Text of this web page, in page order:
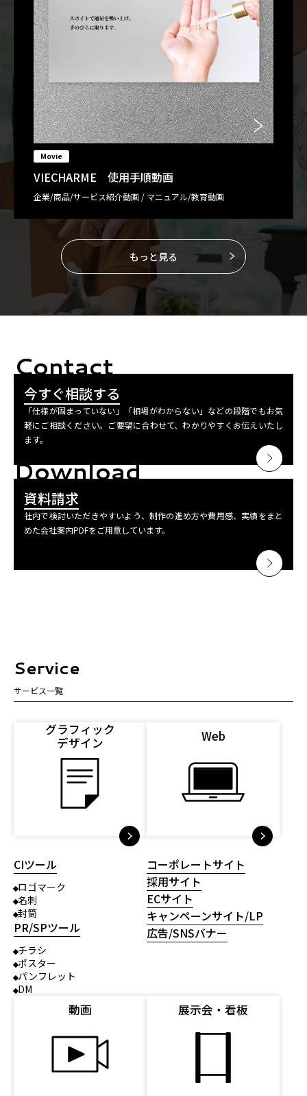
Movie
VIECHARME 使用手順動画
企業/商品/サービス紹介動画 / マニュアル/教育動画
もっと見る
Contact
今すぐ相談する
「仕様が固まっていない」「相場がわからない」などの段階でもお気
軽にご相談ください。ご要望に合わせて、わかりやすくお伝えいたし
ます。
Download
資料請求
社内で検討いただきやすいよう、制作の進め方や費用感、実績をまと
めた会社案内PDFをご用意しています。
Service
サービス一覧
グラフィック
デザイン
CIツール
ロゴマーク
名刺
封筒
PR/SPツール
チラシ
ポスター
パンフレット
DM
Web
コーポレートサイト
採用サイト
ECサイト
キャンペーンサイト/LP
広告/SNSバナー
動画 展示会・看板